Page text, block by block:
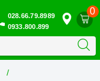
0
028.66.79.8989
0933.800.899